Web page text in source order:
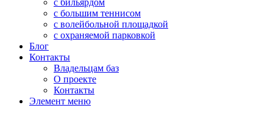
с бильярдом
с большим теннисом
с волейбольной площадкой
с охраняемой парковкой
Блог
Контакты
Владельцам баз
О проекте
Контакты
Элемент меню